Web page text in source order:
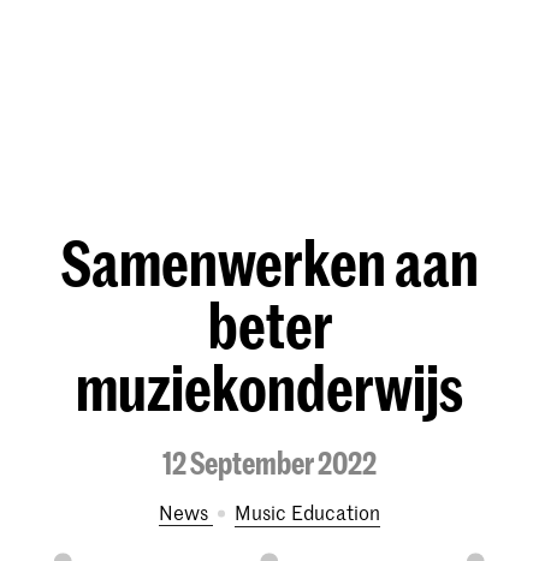
Samenwerken aan
beter
muziekonderwijs
12 September 2022
News Music Education